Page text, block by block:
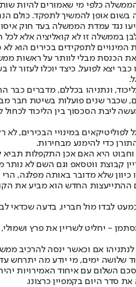
כלפי מי שאמורים להיות
אופן להמשיך לתפקד. כולם
נגד עמדת הממשלה בעד חוק
בממשלה זו לא קואליציה אלא לכל
לתפקידים בכירים הוא
הכנסת מבלי לוותר על ראשות
יצא לפועל, כיצד יוכלו לעזור
ונתניהו בכללם, מדברים
שכבר שנים פועלות בשיטת חבר
ליבת הסכסוך בין הליכוד
במינויי הבכירים,
כדי להימנע מבחירות.
היא האם אכן התקפלות תביא
קבוצת ווטסאפ וגם השם לא נותר
שלא מדובר באותה מפלגה,
החדש הוא מביע את
לבדו מול חבריו, בדעה שכדאי
- יחליט לשריין את פרץ
אם וכאשר ינסה להרכיב
שלושה ימים, מי יודע מה יתרחש
השלום עם איחוד האמירויות
סדר היום בקמפיין כרצונו.